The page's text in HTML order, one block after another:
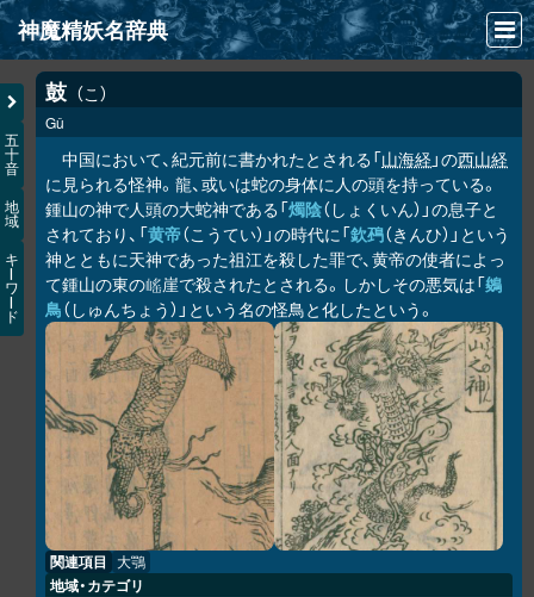
神魔精妖名辞典
NEWS
INFO
文献
検索
凖項目
画像資料便覧
LINK
五
十
音
地
域
キ
ワ
ド
鼓 こ
Gǔ
中国において、紀元前に書かれたとされる「山海経 」の西山経
に見られる怪神。龍、或いは蛇の身体に人の頭を持っている。
鍾山の神で人頭の大蛇神である「燭陰（しょくいん）」の息子と
されており、「黄帝（こうてい）」の時代に「欽䲹（きんひ）」という
神とともに天神であった祖江を殺した罪で、黄帝の使者によっ
て鍾山の東の𡺯崖で殺されたとされる。しかしその悪気は「鵕
鳥（しゅんちょう）」という名の怪鳥と化したという。
関連項目 大鶚
地域・カテゴリ